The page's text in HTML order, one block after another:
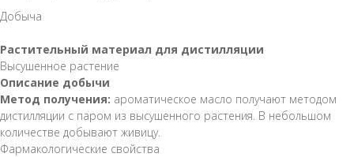
Добыча
Растительный материал для дистилляции
Высушенное растение
Описание добычи
Метод получения: ароматическое масло получают методом
дистилляции с паром из высушенного растения. В небольшом
количестве добывают живицу.
Фармакологические свойства